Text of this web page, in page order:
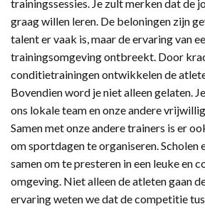
trainingssessies. Je zult merken dat de
graag willen leren. De beloningen zijn
talent er vaak is, maar de ervaring van
trainingsomgeving ontbreekt. Door
conditietrainingen ontwikkelen de
Bovendien word je niet alleen gelaten.
ons lokale team en onze andere
Samen met onze andere trainers is er
om sportdagen te organiseren. Scholen
samen om te presteren in een leuke en
omgeving. Niet alleen de atleten gaan
ervaring weten we dat de competitie